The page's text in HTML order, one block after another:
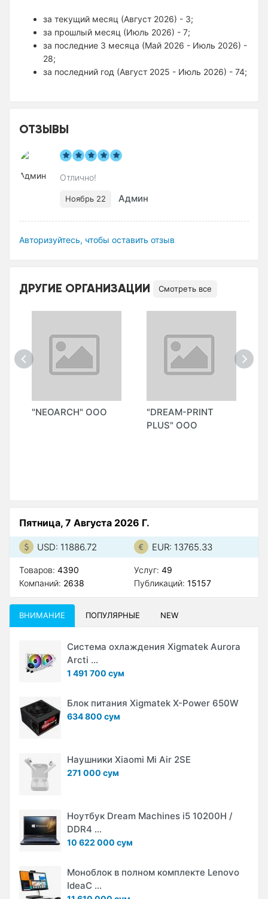
за текущий месяц (Август 2026) - 3;
за прошлый месяц (Июль 2026) - 7;
за последние 3 месяца (Май 2026 - Июль 2026) -
28;
за последний год (Август 2025 - Июль 2026) - 74;
ОТЗЫВЫ
Отлично!
Ноябрь 22 Админ
Авторизуйтесь, чтобы оставить отзыв
ДРУГИЕ ОРГАНИЗАЦИИ Смотреть все
"NEOARCH" OOO
"DREAM-PRINT
PLUS" ООО
Пятница, 7 Августа 2026 Г.
USD: 11886.72 EUR: 13765.33
Товаров: 4390
Компаний: 2638
Услуг: 49
Публикаций: 15157
ВНИМАНИЕ ПОПУЛЯРНЫЕ NEW
Система охлаждения Xigmatek Aurora
Arcti ...
1 491 700 сум
Блок питания Xigmatek X-Power 650W
634 800 сум
Наушники Xiaomi Mi Air 2SE
271 000 сум
Ноутбук Dream Machines i5 10200H /
DDR4 ...
10 622 000 сум
Моноблок в полном комплекте Lenovo
IdeaC ...